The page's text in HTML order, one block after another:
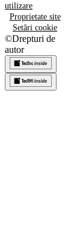
utilizare
Proprietate site
Setări cookie
©Drepturi de
autor